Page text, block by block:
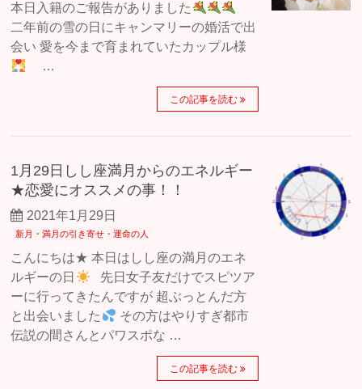
本日入籍のご報告がありました
二年前の雪の日にキャンマリーの婚活で出
会い 愛を今まで育まれていたカップル様
…
この記事を読む
1月29日しし座満月からのエネルギー
★恋愛にオススメの事！！
2021年1月29日
新月・満月の引き寄せ・運命の人
こんにちは★ 本日はしし座の満月のエネ
ルギーの日
先日女子友だけでスピツア
ーに行ってきたんですが 超ぶっとんだ方
と出会いました
その方はやりすぎ都市
伝説の間さんとパワスポな …
この記事を読む